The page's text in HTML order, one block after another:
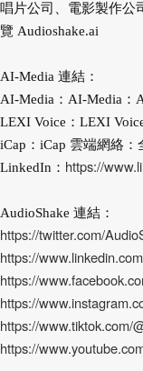
唱片公司、電影製作公
覽 Audioshake.ai
AI-Media 連結：
AI-Media：AI-Media：
LEXI Voice：LEXI
iCap：iCap 雲端網絡
LinkedIn： https://
AudioShake 連結：
https://twitter.com/
https://
https://
https://
https://www.tiktok.com/
https://